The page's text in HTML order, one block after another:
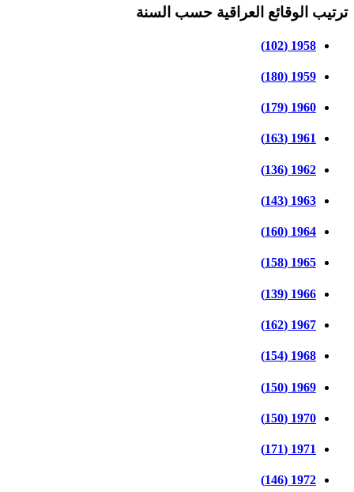
ترتيب الوقائع العراقية حسب السنة
1958 (102)
1959 (180)
1960 (179)
1961 (163)
1962 (136)
1963 (143)
1964 (160)
1965 (158)
1966 (139)
1967 (162)
1968 (154)
1969 (150)
1970 (150)
1971 (171)
1972 (146)